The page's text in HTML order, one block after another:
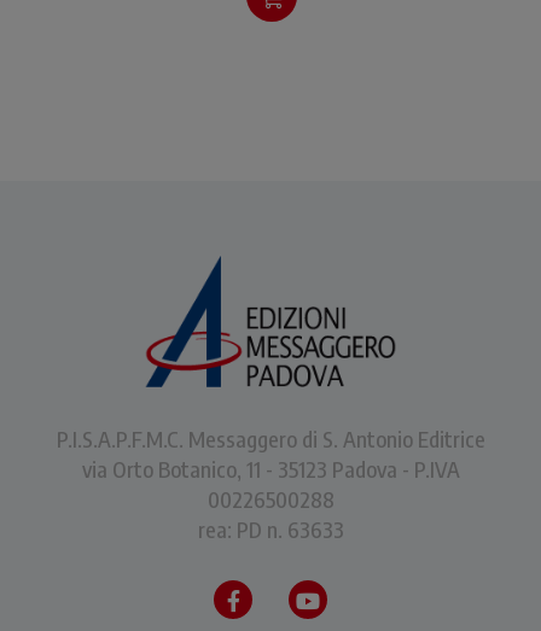
P.I.S.A.P.F.M.C. Messaggero di S. Antonio Editrice
via Orto Botanico, 11 - 35123 Padova - P.IVA
00226500288
rea: PD n. 63633